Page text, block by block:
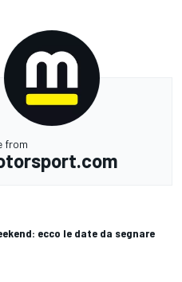
from
ecco le date da segnare